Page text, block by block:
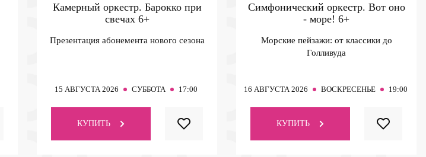
Камерный оркестр. Барокко при
свечах 6+
Презентация абонемента нового сезона
15 АВГУСТА 2026 СУББОТА 17:00
КУПИТЬ
Симфонический оркестр. Вот оно
- море! 6+
Морские пейзажи: от классики до
Голливуда
16 АВГУСТА 2026 ВОСКРЕСЕНЬЕ 19:00
КУПИТЬ